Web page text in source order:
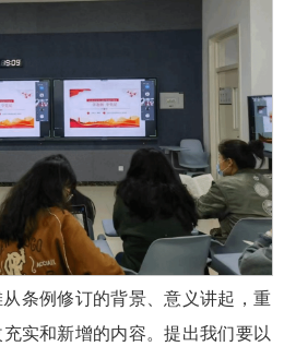
条例修订的背景、意义讲起，重
实和新增的内容。提出我们要以